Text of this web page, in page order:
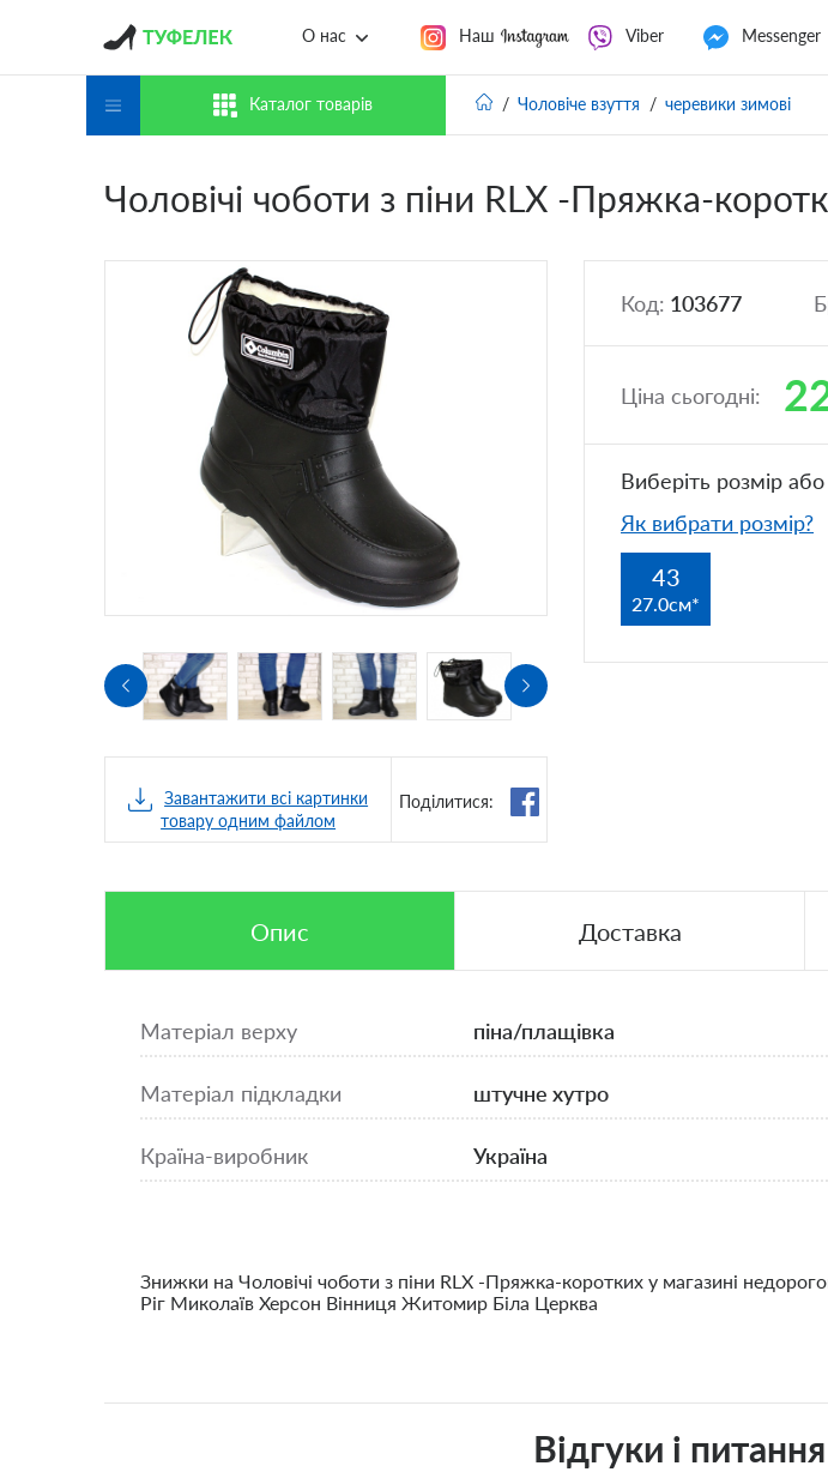
О нас Наш Viber Messenger
Каталог товарів Чоловіче взуття черевики зимові
Чоловічі чоботи з піни RLX -Пряжка-
Завантажити всі картинки
товару одним файлом
Поділитися:
Код: 103677
Ціна сьогодні:
Виберіть розмір
Як вибрати розмір?
43
27.0см
Опис Доставка
Матеріал верху піна/плащівка
Матеріал підкладки штучне хутро
Країна-виробник Україна
Знижки на Чоловічі чоботи з піни RLX -Пряжка-коротких у магазині
Ріг Миколаїв Херсон Вінниця Житомир Біла Церква
Відгуки і